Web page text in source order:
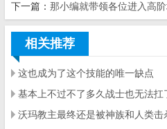
下一篇： 那小编就带领各位进入高
相关推荐
这也成为了这个技能的唯一缺点
基本上不过不了多久战士也无法扛
沃玛教主最终还是被神族和人类击